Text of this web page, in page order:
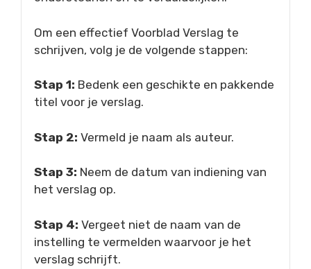
Om een effectief Voorblad Verslag te
schrijven, volg je de volgende stappen:
Stap 1: Bedenk een geschikte en pakkende
titel voor je verslag.
Stap 2: Vermeld je naam als auteur.
Stap 3: Neem de datum van indiening van
het verslag op.
Stap 4: Vergeet niet de naam van de
instelling te vermelden waarvoor je het
verslag schrijft.